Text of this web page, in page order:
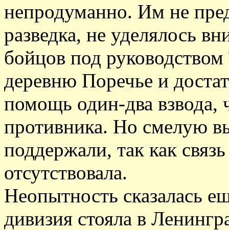
непродуманно. Им не
разведка, не уделялось
бойцов под руководством
деревню Поречье и
помощь один-два взвода,
противника. Но смелую
поддержали, так как
отсутствовала.
Неопытность сказалась
дивизия стояла в